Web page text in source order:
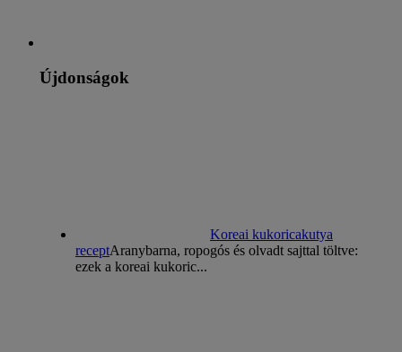
Újdonságok
Koreai kukoricakutya
receptAranybarna, ropogós és olvadt sajttal töltve:
ezek a koreai kukoric...